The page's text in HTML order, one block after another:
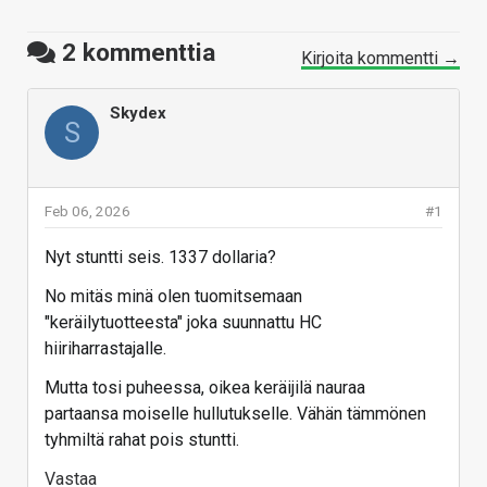
2 kommenttia Kirjoita kommentti →
S
Skydex
#1
Feb 06, 2026
Nyt stuntti seis. 1337 dollaria?
No mitäs minä olen tuomitsemaan
"keräilytuotteesta" joka suunnattu HC
hiiriharrastajalle.
Mutta tosi puheessa, oikea keräijilä nauraa
partaansa moiselle hullutukselle. Vähän tämmönen
tyhmiltä rahat pois stuntti.
Vastaa